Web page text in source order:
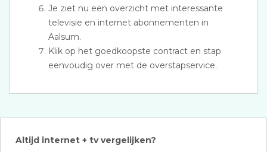
Je ziet nu een overzicht met interessante
televisie en internet abonnementen in
Aalsum.
Klik op het goedkoopste contract en stap
eenvoudig over met de overstapservice.
Altijd internet + tv vergelijken?